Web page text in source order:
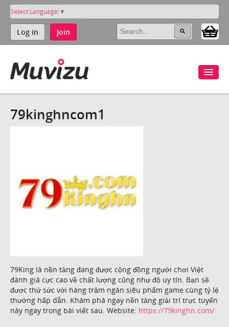
Select Language ▼
Log in Join
79kinghncom1
79King là nền tảng đang được cộng đồng người chơi Việt
đánh giá cực cao về chất lượng cũng như độ uy tín. Bạn sẽ
được thử sức với hàng trăm ngàn siêu phẩm game cùng tỷ lệ
thưởng hấp dẫn. Khám phá ngay nền tảng giải trí trực tuyến
này ngay trong bài viết sau. Website: https://79kinghn.com/